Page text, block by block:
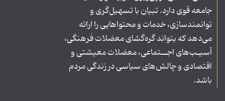
جامعه قوی دارد. تبیان با تسهیل‌گری و
توانمندسازی، خدمات و محتواهایی را ارائه
می‌دهد که بتواند گره‌گشای معضلات فرهنگی،
آسیـب‌های اجــتماعی، معضلات معیشتی و
اقتصادی و چالش‌های سیاسی در زندگی مردم
باشد.